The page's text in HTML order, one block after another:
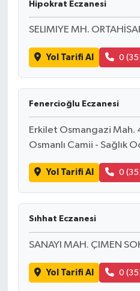
Hipokrat Eczanesi
SELIMIYE MH.
Yol Tarifi Al 0
Fenercioğlu Eczanesi
Erkilet Osmangazi Mah.
Osmanlı Camii - Sağlık
Yol Tarifi Al 0
Sıhhat Eczanesi
SANAYI MAH. ÇIMEN
Yol Tarifi Al 0